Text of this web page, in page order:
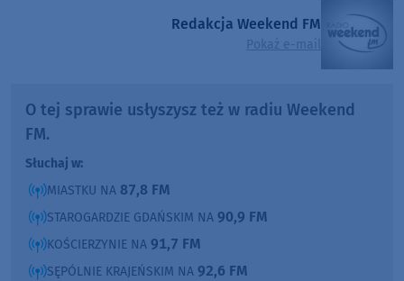
Redakcja Weekend FM
Pokaż e-mail
O tej sprawie usłyszysz też w radiu Weekend
FM.
Słuchaj w:
MIASTKU NA 87,8 FM
STAROGARDZIE GDAŃSKIM NA 90,9 FM
KOŚCIERZYNIE NA 91,7 FM
SĘPÓLNIE KRAJEŃSKIM NA 92,6 FM